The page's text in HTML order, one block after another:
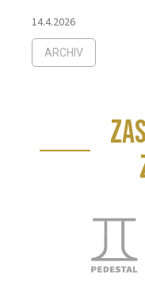
14.4.2026
ARCHIV